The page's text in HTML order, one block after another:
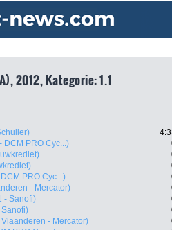
2012, Kategorie: 1.1
DCM PRO Cyc...)
PRO Cyc...)
- Mercator)
- Sanofi)
Sanofi)
Vlaanderen - Mercator)